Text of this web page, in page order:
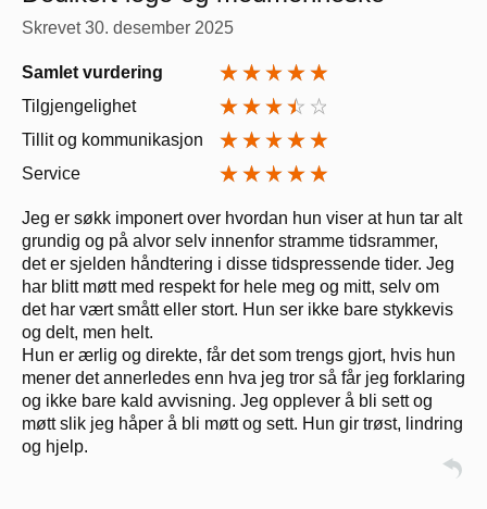
Skrevet30. desember 2025
Samlet vurdering
Tilgjengelighet
Tillit og kommunikasjon
Service
Jeg er søkk imponert over hvordan hun viser at hun tar alt
grundig og på alvor selv innenfor stramme tidsrammer,
det er sjelden håndtering i disse tidspressende tider. Jeg
har blitt møtt med respekt for hele meg og mitt, selv om
det har vært smått eller stort. Hun ser ikke bare stykkevis
og delt, men helt.
Hun er ærlig og direkte, får det som trengs gjort, hvis hun
mener det annerledes enn hva jeg tror så får jeg forklaring
og ikke bare kald avvisning. Jeg opplever å bli sett og
møtt slik jeg håper å bli møtt og sett. Hun gir trøst, lindring
og hjelp.